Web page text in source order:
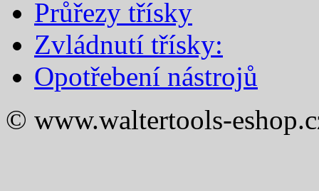
Průřezy třísky
Zvládnutí třísky:
Opotřebení nástrojů
© www.waltertools-